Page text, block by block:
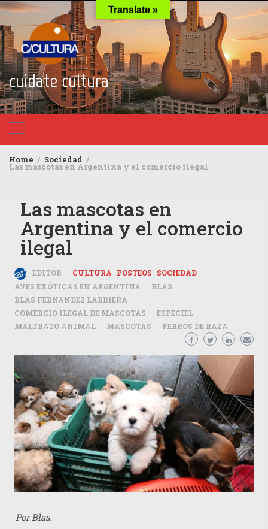
Skip
to
content
cuidate cultura
Home Sociedad
Las mascotas en Argentina y el comercio ilegal
Las mascotas en
Argentina y el comercio
ilegal
EDITOR CULTURA POSTEOS
SOCIEDAD
AVES EXÓTICAS EN ARGENTINA
BLAS
BLAS FERNANDEZ LARRIERA
COMERCIO ILEGAL DE MASCOTAS
ESPECIEL
MALTRATO ANIMAL
MASCOTAS PERROS DE RAZA
Por Blas.
Translate »